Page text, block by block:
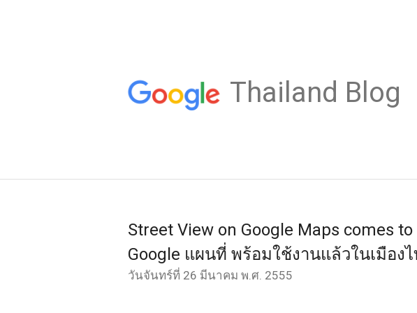
Thailand Blog
Street View on Google Maps comes
Google แผนที่ พร้อมใช้งานแล้วในเมือง
วันจันทร์ที่ 26 มีนาคม พ.ศ. 2555